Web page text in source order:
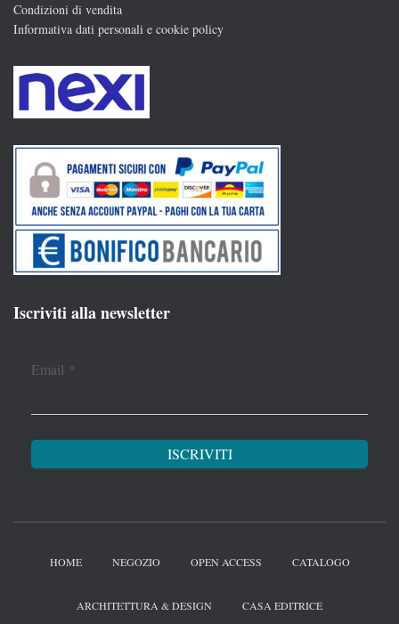
Condizioni di vendita
Informativa dati personali e cookie policy
Iscriviti alla newsletter
Email *
HOME NEGOZIO OPEN ACCESS CATALOGO
ARCHITETTURA & DESIGN CASA EDITRICE